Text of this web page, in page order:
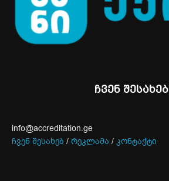
ჩვენ შესახებ
info@accreditation.ge
ჩვენ შესახებ / რეკლამა / კონტაქტი